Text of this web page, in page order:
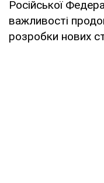
Російської
важливості
розробки нових